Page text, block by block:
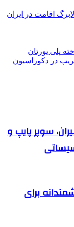
اقامت در ایران
پلی یورتان
در دکوراسیون
سوپر پایپ و
برای